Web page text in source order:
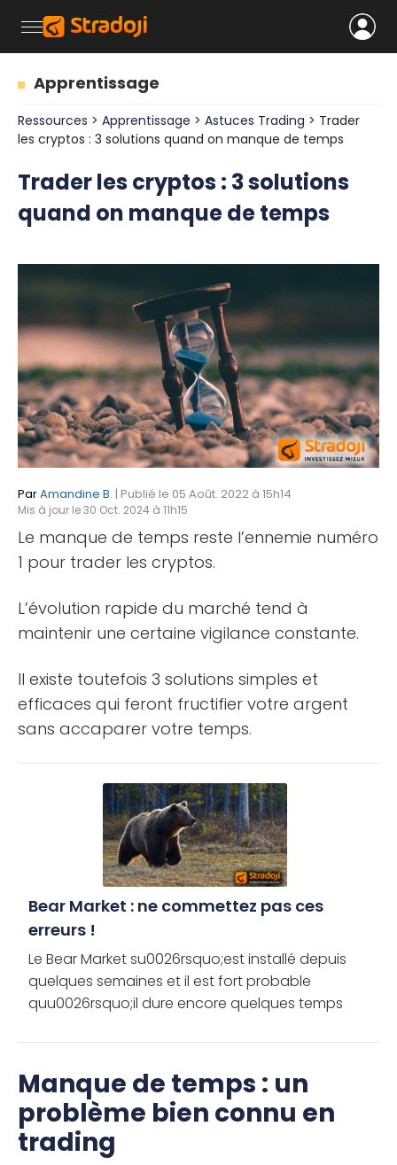
Apprentissage
Ressources > Apprentissage > Astuces Trading > Trader
les cryptos : 3 solutions quand on manque de temps
Trader les cryptos : 3 solutions
quand on manque de temps
ParAmandine B. | Publié le 05 Août. 2022 à 15h14
Mis à jour le 30 Oct. 2024 à 11h15
Le manque de temps reste l’ennemie numéro
1 pour trader les cryptos.
L’évolution rapide du marché tend à
maintenir une certaine vigilance constante.
Il existe toutefois 3 solutions simples et
efficaces qui feront fructifier votre argent
sans accaparer votre temps.
Bear Market : ne commettez pas ces
erreurs !
Le Bear Market su0026rsquo;est installé depuis
quelques semaines et il est fort probable
quu0026rsquo;il dure encore quelques temps
Manque de temps : un
problème bien connu en
trading